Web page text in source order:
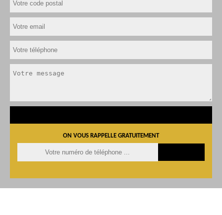
ON VOUS RAPPELLE GRATUITEMENT